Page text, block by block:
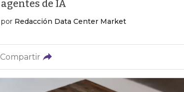
agentes de IA
por Redacción Data Center Market
Compartir